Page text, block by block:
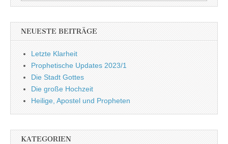
NEUESTE BEITRÄGE
Letzte Klarheit
Prophetische Updates 2023/1
Die Stadt Gottes
Die große Hochzeit
Heilige, Apostel und Propheten
KATEGORIEN